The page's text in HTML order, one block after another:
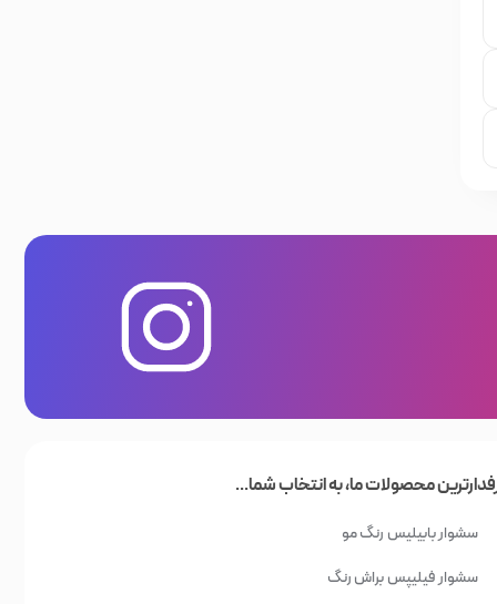
محصولات ما، به انتخاب شما...
سشوار بابیلیس
سشوار فیلیپس
رنگ مو
براش رنگ